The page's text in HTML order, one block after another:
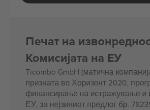
Печат на
Комисијата на ЕУ
Ticombo GmbH (матична
призната во Хоризонт 2020,
финансирање на истражување и
ЕУ, за нејзиниот предлог бр.